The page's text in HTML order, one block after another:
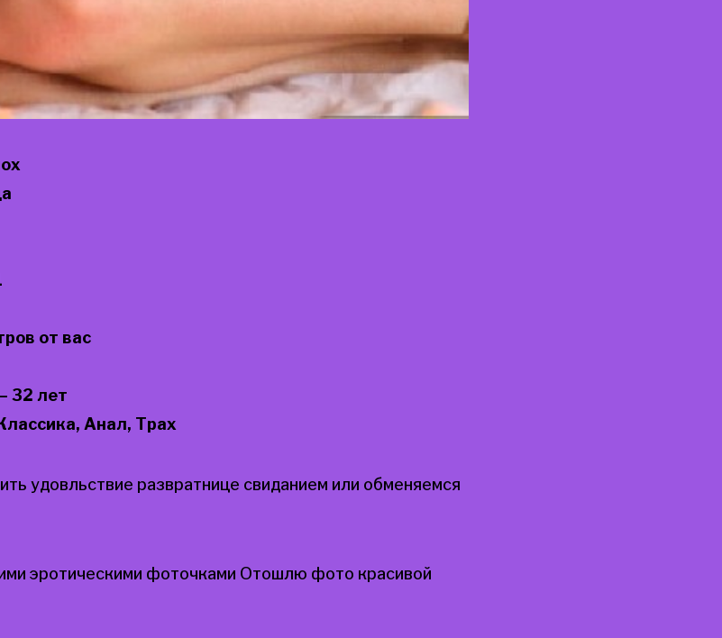
от вас
32 лет
Анал, Трах
удовльствие развратнице свиданием или обменяемся
эротическими фоточками Отошлю фото красивой